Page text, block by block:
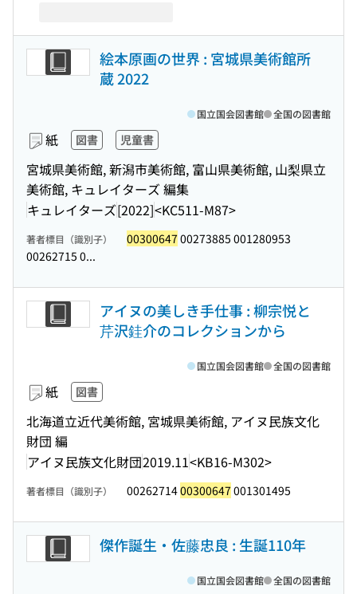
絵本原画の世界 : 宮城県美術館所
蔵 2022
紙 図書 児童書
宮城県美術館, 新潟市美術館, 富山県美術館, 山梨県立
美術館, キュレイターズ 編集
キュレイターズ[2022]<KC511-M87>
国立国会図書館 全国の図書館
著者標目（識別子） 00300647 00273885 001280953
00262715 0...
アイヌの美しき手仕事 : 柳宗悦と
芹沢銈介のコレクションから
紙 図書
北海道立近代美術館, 宮城県美術館, アイヌ民族文化
財団 編
アイヌ民族文化財団2019.11<KB16-M302>
国立国会図書館 全国の図書館
著者標目（識別子） 0026271400300647 001301495
傑作誕生・佐藤忠良 : 生誕110年
国立国会図書館 全国の図書館